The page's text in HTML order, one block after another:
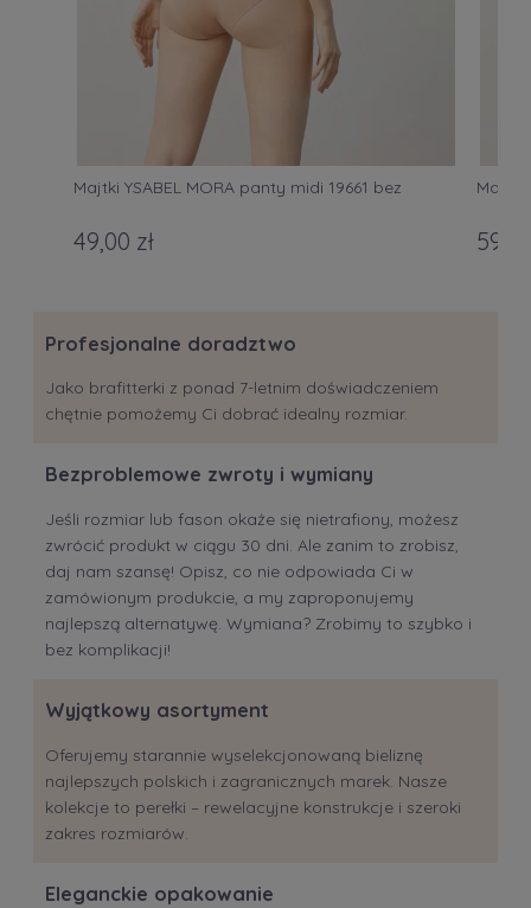
Majtki YSABEL MORA panty midi 19661 bez
49,00 zł
Majtki
Profesjonalne doradztwo
Jako brafitterki z ponad 7-letnim doświadczeniem
chętnie pomożemy Ci dobrać idealny rozmiar.
Bezproblemowe zwroty i wymiany
Jeśli rozmiar lub fason okaże się nietrafiony, możesz
zwrócić produkt w ciągu 30 dni. Ale zanim to zrobisz,
daj nam szansę! Opisz, co nie odpowiada Ci w
zamówionym produkcie, a my zaproponujemy
najlepszą alternatywę. Wymiana? Zrobimy to szybko i
bez komplikacji!
Wyjątkowy asortyment
Oferujemy starannie wyselekcjonowaną bieliznę
najlepszych polskich i zagranicznych marek. Nasze
kolekcje to perełki – rewelacyjne konstrukcje i szeroki
zakres rozmiarów.
Eleganckie opakowanie